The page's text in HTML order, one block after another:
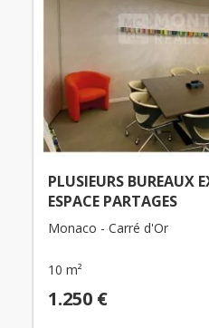
PLUSIEURS BUREAUX
ESPACE PARTAGES
Monaco - Carré d'Or
10 m²
1.250 €